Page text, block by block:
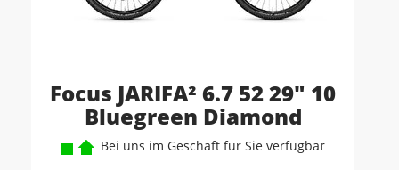
Focus JARIFA² 6.7 52 29" 10
Bluegreen Diamond
Bei uns im Geschäft für Sie verfügbar